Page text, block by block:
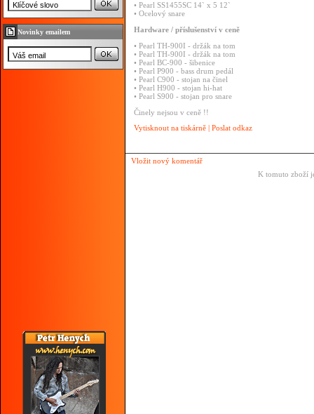
Novinky emailem
• Pearl SS1455SC 14` x 5 12`
• Ocelový snare
Hardware / příslušenství v ceně
• Pearl TH-900I - držák na tom
• Pearl TH-900I - držák na tom
• Pearl BC-900 - šibenice
• Pearl P900 - bass drum pedál
• Pearl C900 - stojan na činel
• Pearl H900 - stojan hi-hat
• Pearl S900 - stojan pro snare
Činely nejsou v ceně !!
Vytisknout na tiskárně | Poslat odkaz
Vložit nový komentář
K tomuto zboží